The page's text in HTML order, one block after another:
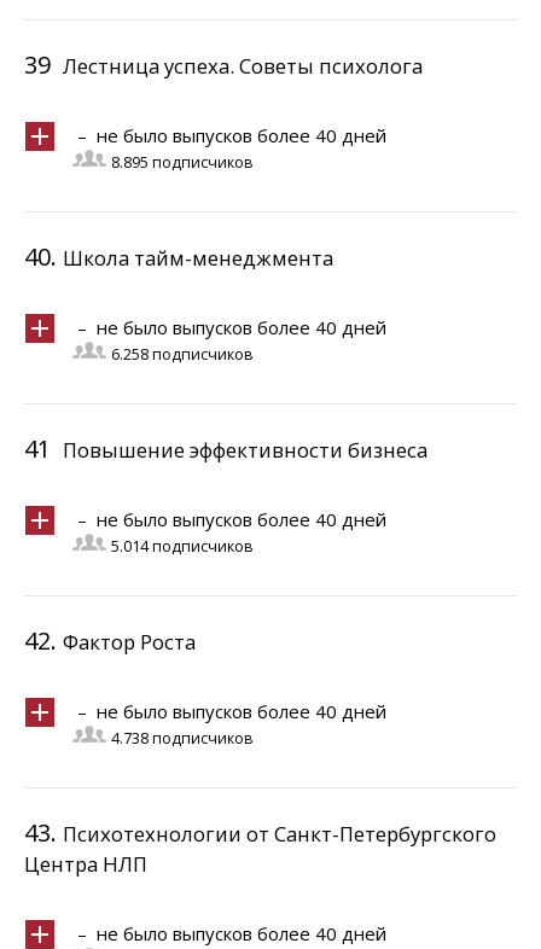
39 Лестница успеха. Советы психолога
– не было выпусков более 40 дней
8.895 подписчиков
40. Школа тайм-менеджмента
– не было выпусков более 40 дней
6.258 подписчиков
41 Повышение эффективности бизнеса
– не было выпусков более 40 дней
5.014 подписчиков
42. Фактор Роста
– не было выпусков более 40 дней
4.738 подписчиков
43. Психотехнологии от Санкт-Петербургского
Центра НЛП
– не было выпусков более 40 дней